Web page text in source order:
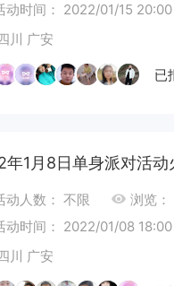
动时间： 2022/01/15
川 广安
已
1月8日单身派对活动
动人数： 不限
浏览
动时间： 2022/01/08
川 广安